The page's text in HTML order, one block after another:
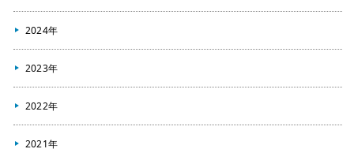
2024年
2023年
2022年
2021年